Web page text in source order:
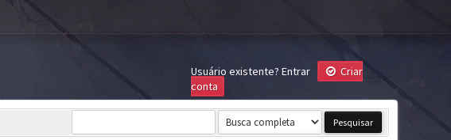
Usuário existente? Entrar
Criar
conta